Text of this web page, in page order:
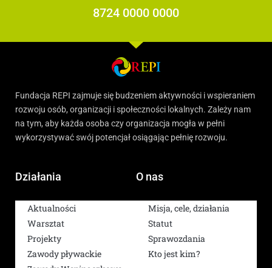
8724 0000 0000
Fundacja REPI zajmuje się budzeniem aktywności i wspieraniem
rozwoju osób, organizacji i społeczności lokalnych. Zależy nam
na tym, aby każda osoba czy organizacja mogła w pełni
wykorzystywać swój potencjał osiągając pełnię rozwoju.
Działania
Aktualności
Warsztat
Projekty
Zawody pływackie
O nas
Misja, cele, działania
Statut
Sprawozdania
Kto jest kim?